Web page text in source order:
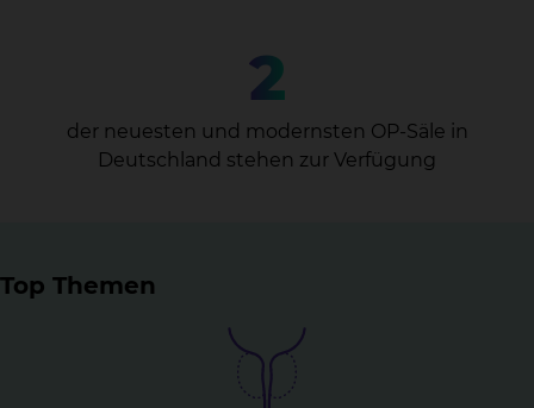
2
der neuesten und modernsten OP-Säle in
Deutschland stehen zur Verfügung
Top Themen